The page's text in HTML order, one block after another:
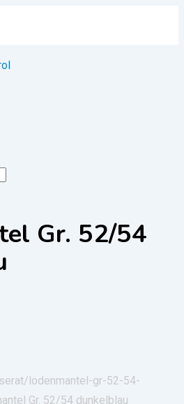
Gr. 52/54
lodenmantel-gr-52-54-
Gr. 52/54 dunkelblau